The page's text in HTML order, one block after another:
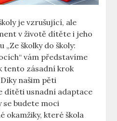
je vzrušující, ale
v životě dítěte i jeho
„Ze školky do školy:
vám představíme
tento zásadní krok
našim pěti
dítěti usnadní adaptace
se budete moci
okamžiky, které škola